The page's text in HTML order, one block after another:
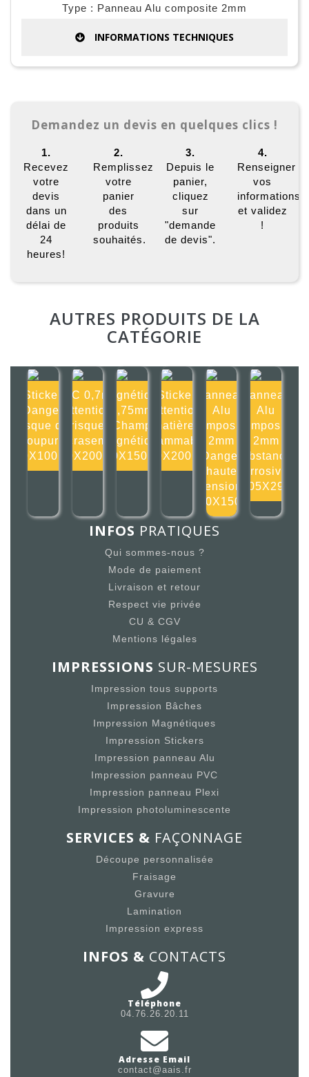
Type : Panneau Alu composite 2mm
INFORMATIONS TECHNIQUES
Demandez un devis en quelques clics !
1.
Recevez
votre
devis
dans un
délai de
24
heures!
2.
Remplissez
votre
panier
des
produits
souhaités.
3.
Depuis le
panier,
cliquez
sur
"demande
de devis".
4.
Renseigner
vos
informations
et validez
!
AUTRES PRODUITS DE LA
CATÉGORIE
Sticker
Danger
risque de
coupure
100X100mm
PVC 0,7mm
Attention
risque
d'écrasement
200X200mm
Magnétique
0,75mm
Champ
magnétique
150X150mm
Sticker
Attention
matières
inflammables
200X200mm
Panneau
Alu
composite
2mm
Danger
haute
tension
150X150m
Panneau
Alu
composite
2mm
Substances
corrosives
105X297
INFOS PRATIQUES
Qui sommes-nous ?
Mode de paiement
Livraison et retour
Respect vie privée
CU & CGV
Mentions légales
IMPRESSIONS SUR-MESURES
Impression tous supports
Impression Bâches
Impression Magnétiques
Impression Stickers
Impression panneau Alu
Impression panneau PVC
Impression panneau Plexi
Impression photoluminescente
SERVICES & FAÇONNAGE
Découpe personnalisée
Fraisage
Gravure
Lamination
Impression express
INFOS & CONTACTS
Téléphone
04.76.26.20.11
Adresse Email
contact@aais.fr